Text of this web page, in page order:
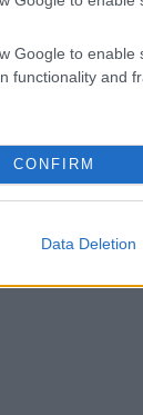
Google to
functionality and
CONFIRM
Data Deletion